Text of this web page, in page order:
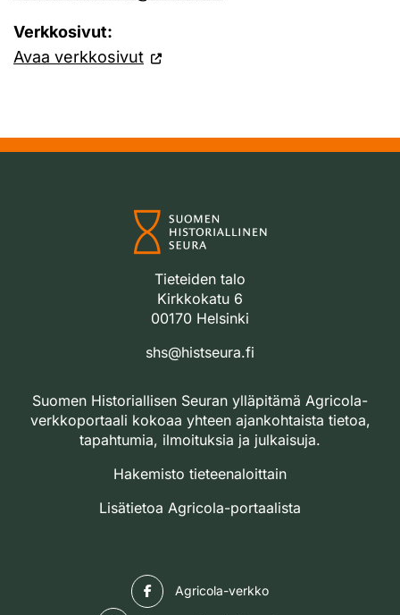
Verkkosivut:
Avaa verkkosivut
Tieteiden talo
Kirkkokatu 6
00170 Helsinki
shs@histseura.fi
Suomen Historiallisen Seuran ylläpitämä Agricola-
verkkoportaali kokoaa yhteen ajankohtaista tietoa,
tapahtumia, ilmoituksia ja julkaisuja.
Hakemisto tieteenaloittain
Lisätietoa Agricola-portaalista
Agricola-verkko